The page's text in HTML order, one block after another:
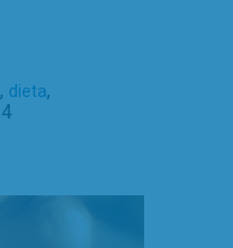
, dieta,
4